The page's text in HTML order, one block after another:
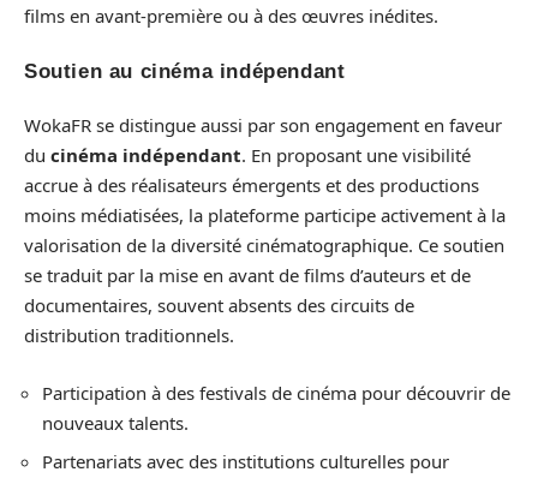
films en avant-première ou à des œuvres inédites.
Soutien au cinéma indépendant
WokaFR se distingue aussi par son engagement en faveur
du cinéma indépendant. En proposant une visibilité
accrue à des réalisateurs émergents et des productions
moins médiatisées, la plateforme participe activement à la
valorisation de la diversité cinématographique. Ce soutien
se traduit par la mise en avant de films d’auteurs et de
documentaires, souvent absents des circuits de
distribution traditionnels.
Participation à des festivals de cinéma pour découvrir de
nouveaux talents.
Partenariats avec des institutions culturelles pour